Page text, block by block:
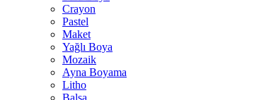
Crayon
Pastel
Maket
Yağlı Boya
Mozaik
Ayna Boyama
Litho
Balsa